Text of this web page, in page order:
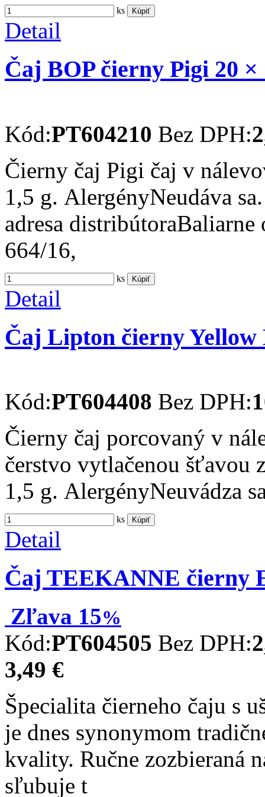
ks Kúpiť
Detail
Čaj BOP čierny Pigi 20 ×
Kód:PT604210 Bez DPH:
Čierny čaj Pigi čaj v
1,5 g. AlergényNeudáva
adresa distribútoraBaliarne
664/16,
ks Kúpiť
Detail
Čaj Lipton čierny Yellow
Kód:PT604408 Bez DPH:
Čierny čaj porcovaný v
čerstvo vytlačenou šťavou
1,5 g. AlergényNeuvádza
ks Kúpiť
Detail
Čaj TEEKANNE čierny
Zľava 15%
Kód:PT604505 Bez DPH:
3,49 €
Špecialita čierneho čaju s
je dnes synonymom
kvality. Ručne zozbieraná
sľubuje t